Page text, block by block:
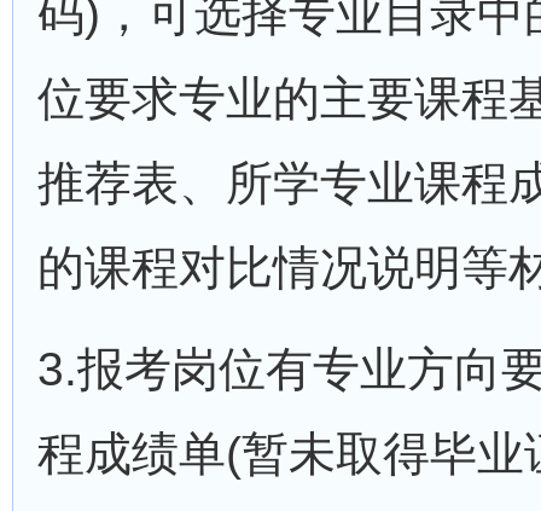
码)，可选择专业目录
位要求专业的主要课程
推荐表、所学专业课程
的课程对比情况说明等
3.报考岗位有专业方向
程成绩单(暂未取得毕